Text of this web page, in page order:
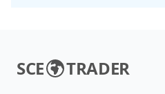
SCE TRADER